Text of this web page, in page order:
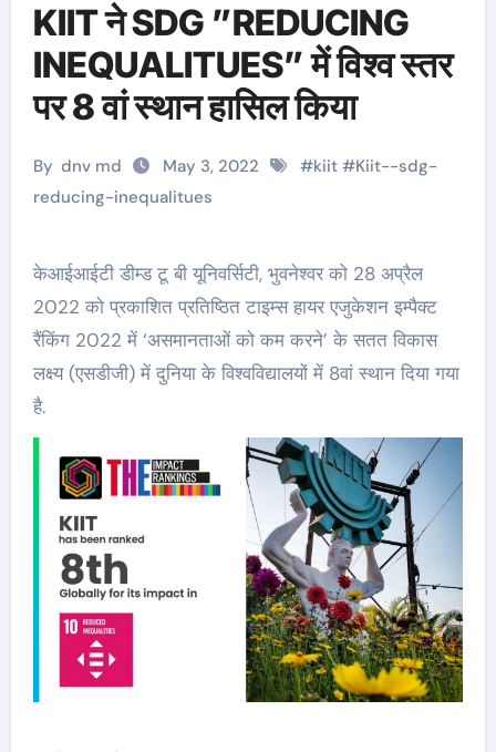
KIIT ने SDG ”REDUCING
INEQUALITUES” में विश्व स्तर
पर 8 वां स्थान हासिल किया
By dnv md May 3, 2022 #kiit #Kiit--sdg-
reducing-inequalitues
केआईआईटी डीम्ड टू बी यूनिवर्सिटी, भुवनेश्वर को 28 अप्रैल
2022 को प्रकाशित प्रतिष्ठित टाइम्स हायर एजुकेशन इम्पैक्ट
रैंकिंग 2022 में ‘असमानताओं को कम करने’ के सतत विकास
लक्ष्य (एसडीजी) में दुनिया के विश्वविद्यालयों में 8वां स्थान दिया गया
है.